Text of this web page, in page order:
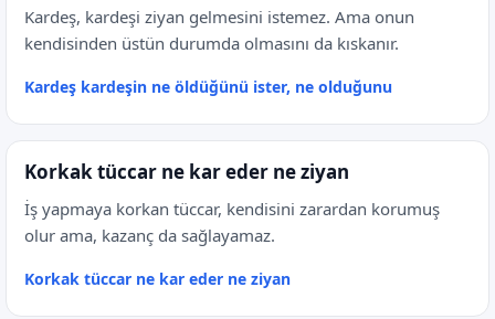
Kardeş, kardeşi ziyan gelmesini istemez. Ama onun
kendisinden üstün durumda olmasını da kıskanır.
Kardeş kardeşin ne öldüğünü ister, ne olduğunu
Korkak tüccar ne kar eder ne ziyan
İş yapmaya korkan tüccar, kendisini zarardan korumuş
olur ama, kazanç da sağlayamaz.
Korkak tüccar ne kar eder ne ziyan